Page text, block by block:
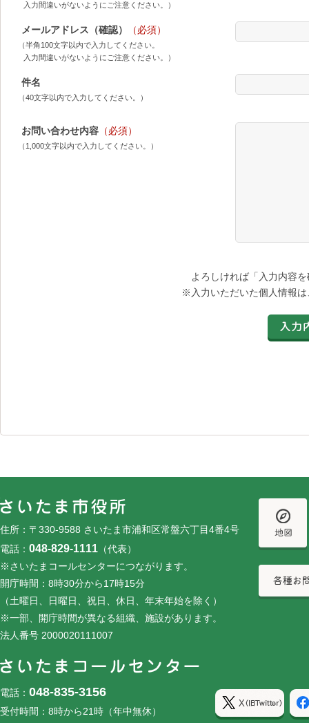
入力間違いがないようにご注意ください。）
メールアドレス（確認） （必須）
（半角100文字以内で入力してください。
入力間違いがないようにご注意ください。）
件名
（40文字以内で入力してください。）
お問い合わせ内容 （必須）
（1,000文字以内で入力してください。）
よろしければ「入力内容
※入力いただいた個人情報
住所：〒330-9588 さいたま市浦和区常盤六丁目4番4号
電話： 048-829-1111 （代表）
※さいたまコールセンターにつながります。
開庁時間：8時30分から17時15分
（土曜日、日曜日、祝日、休日、年末年始を除く）
※一部、開庁時間が異なる組織、施設があります。
法人番号 2000020111007
電話： 048-835-3156
受付時間：8時から21時（年中無休）